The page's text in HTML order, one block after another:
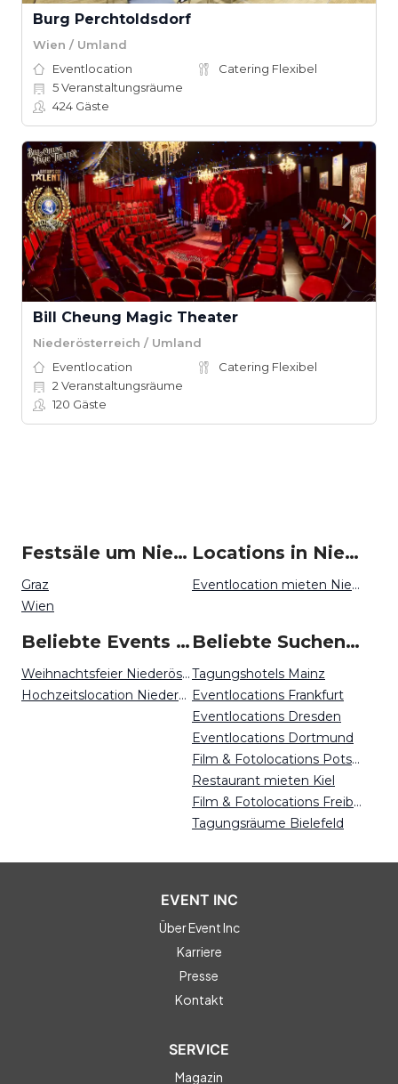
Burg Perchtoldsdorf
Wien / Umland
Eventlocation
Catering Flexibel
5Veranstaltungsräume
424 Gäste
Bill Cheung Magic Theater
Niederösterreich / Umland
Eventlocation
Catering Flexibel
2 Veranstaltungsräume
120 Gäste
Festsäle um Niederösterreich
Graz
Wien
Locations in Niederösterreich mieten
Eventlocation mieten Niederösterreich
Beliebte Events in Niederösterreich
Weihnachtsfeier Niederösterreich
Hochzeitslocation Niederösterreich
Beliebte Suchen auf Event Inc
Tagungshotels Mainz
Eventlocations Frankfurt
Eventlocations Dresden
Eventlocations Dortmund
Film & Fotolocations Potsdam
Restaurant mieten Kiel
Film & Fotolocations Freiburg
Tagungsräume Bielefeld
EVENT INC
Über Event Inc
Karriere
Presse
Kontakt
SERVICE
Magazin